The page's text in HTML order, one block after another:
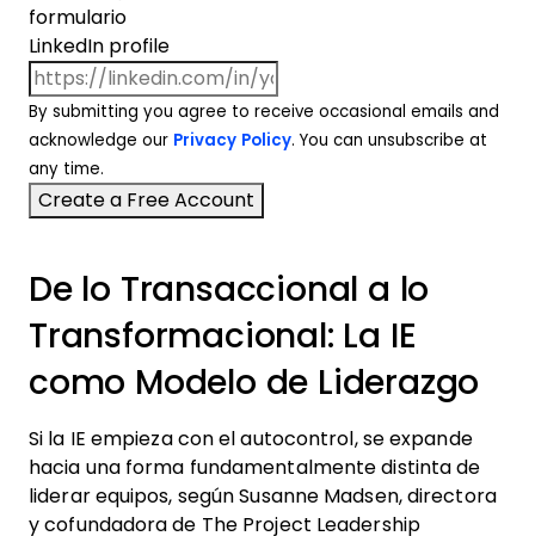
formulario
LinkedIn profile
By submitting you agree to receive occasional emails and
acknowledge our Privacy Policy. You can unsubscribe at
any time.
De lo Transaccional a lo
Transformacional: La IE
como Modelo de Liderazgo
Si la IE empieza con el autocontrol, se expande
hacia una forma fundamentalmente distinta de
liderar equipos, según Susanne Madsen, directora
y cofundadora de The Project Leadership